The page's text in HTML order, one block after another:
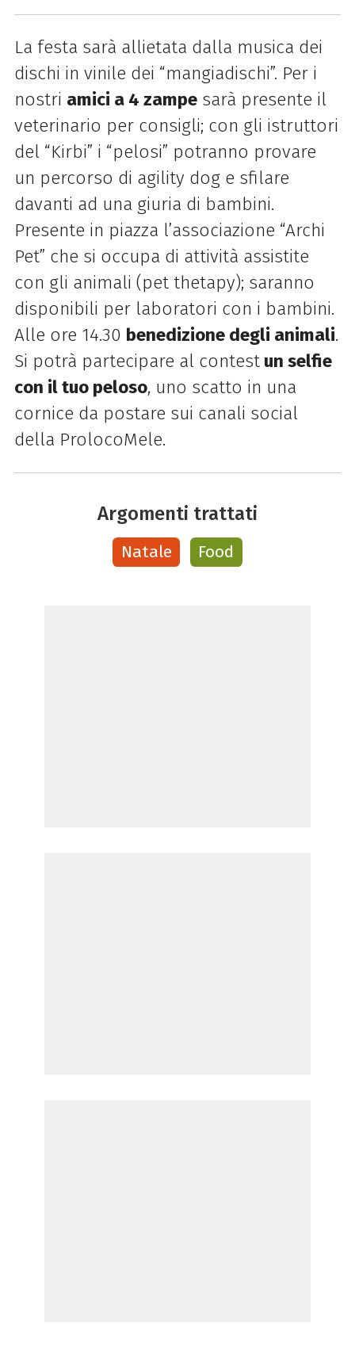
La festa sarà allietata dalla musica dei
dischi in vinile dei “mangiadischi”. Per i
nostri amici a 4 zampesarà presente il
veterinario per consigli; con gli istruttori
del “Kirbi” i “pelosi” potranno provare
un percorso di agility dog e sfilare
davanti ad una giuria di bambini.
Presente in piazza l’associazione “Archi
Pet” che si occupa di attività assistite
con gli animali (pet thetapy); saranno
disponibili per laboratori con i bambini.
Alle ore 14.30 benedizione degli animali.
Si potrà partecipare al contestun selfie
con il tuo peloso, uno scatto in una
cornice da postare sui canali social
della ProlocoMele.
Argomenti trattati
Natale Food